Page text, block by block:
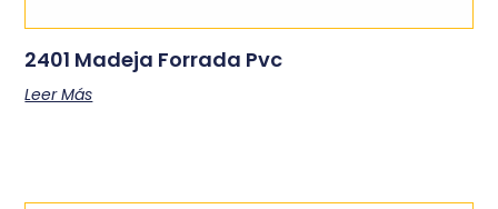
2401 Madeja Forrada Pvc
Leer Más